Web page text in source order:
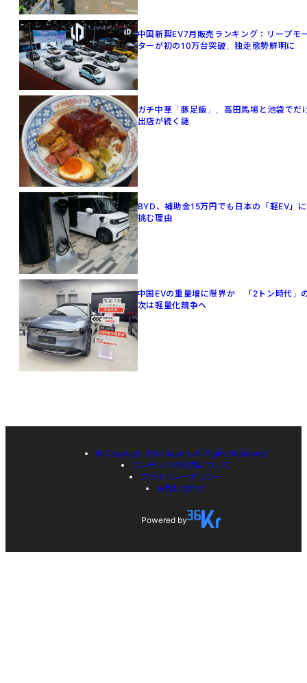
中国新興EV7月販売ランキング：リープモ
ターが初の10万台突破、独走態勢鮮明に
ガチ中華「豚足飯」、高田馬場と池袋でだ
出店が続く謎
BYD、補助金15万円でも日本の「軽EV」に
挑む理由
中国EVの重量増に限界か 「2トン時代」
次は軽量化競争へ
© Copyright 36Kr Japan, All Rights Reserved
コンテンツの利用について
プライバシーポリシー
お問い合わせ
Powered by